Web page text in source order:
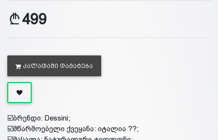
499
ᲙᲐᲚᲐᲗᲐᲨᲘ ᲓᲐᲛᲐᲢᲔᲑᲐ
☑️ბრენდი: Dessini;
☑️მწარმოებელი ქვეყანა: იტალია ??;